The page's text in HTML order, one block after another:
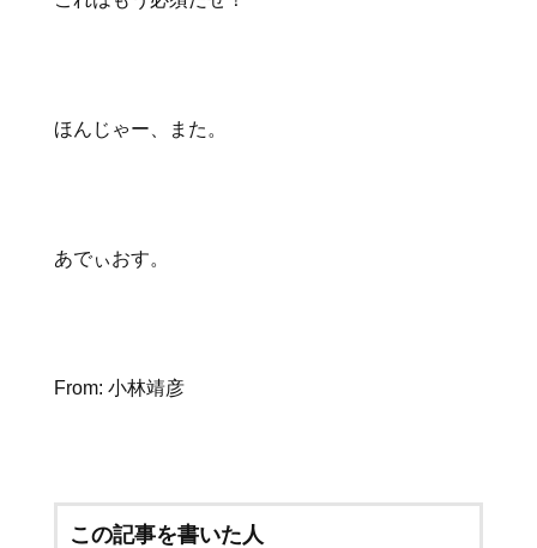
ほんじゃー、また。
あでぃおす。
From: 小林靖彦
この記事を書いた人